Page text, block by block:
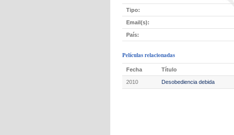
Tipo:
Email(s):
País:
Películas relacionadas
Fecha Título
2010 Desobediencia debida